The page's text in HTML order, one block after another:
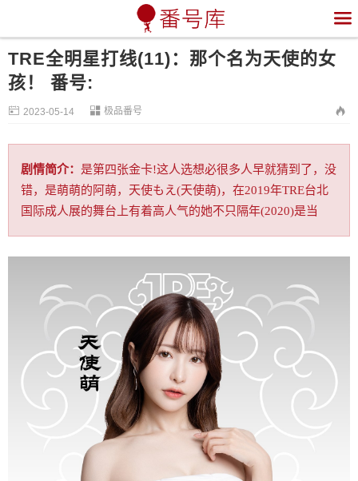

TRE全明星打线(11)：那个名为天使的女
孩！ 番号:
 2023-05-14  极品番号 
剧情简介： 是第四张金卡!这人选想必很多人早就猜到了，没
错，是萌萌的阿萌，天使もえ(天使萌)，在2019年TRE台北
国际成人展的舞台上有着高人气的她不只隔年(2020)是当